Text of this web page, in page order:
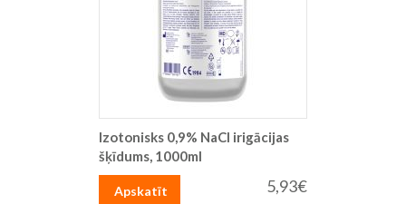
Izotonisks 0,9% NaCl irigācijas
šķīdums, 1000ml
5,93€
Apskatīt